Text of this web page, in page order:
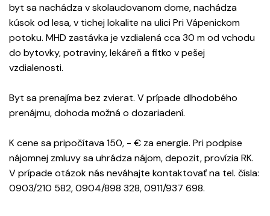
byt sa nachádza v skolaudovanom dome, nachádza
kúsok od lesa, v tichej lokalite na ulici Pri Vápenickom
potoku. MHD zastávka je vzdialená cca 30 m od vchodu
do bytovky, potraviny, lekáreň a fitko v pešej
vzdialenosti.
Byt sa prenajíma bez zvierat. V prípade dlhodobého
prenájmu, dohoda možná o dozariadení.
K cene sa pripočítava 150, - € za energie. Pri podpise
nájomnej zmluvy sa uhrádza nájom, depozit, provízia RK.
V prípade otázok nás neváhajte kontaktovať na tel. čísla:
0903/210 582, 0904/898 328, 0911/937 698.